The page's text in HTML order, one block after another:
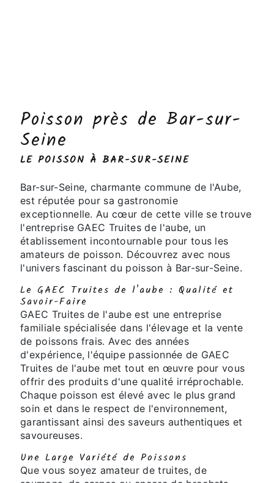
Poisson près de Bar-sur-
Seine
LE POISSON À BAR-SUR-SEINE
Bar-sur-Seine, charmante commune de l'Aube,
est réputée pour sa gastronomie
exceptionnelle. Au cœur de cette ville se trouve
l'entreprise GAEC Truites de l'aube, un
établissement incontournable pour tous les
amateurs de poisson. Découvrez avec nous
l'univers fascinant du poisson à Bar-sur-Seine.
Le GAEC Truites de l'aube : Qualité et
Savoir-Faire
GAEC Truites de l'aube est une entreprise
familiale spécialisée dans l'élevage et la vente
de poissons frais. Avec des années
d'expérience, l'équipe passionnée de GAEC
Truites de l'aube met tout en œuvre pour vous
offrir des produits d'une qualité irréprochable.
Chaque poisson est élevé avec le plus grand
soin et dans le respect de l'environnement,
garantissant ainsi des saveurs authentiques et
savoureuses.
Une Large Variété de Poissons
Que vous soyez amateur de truites, de